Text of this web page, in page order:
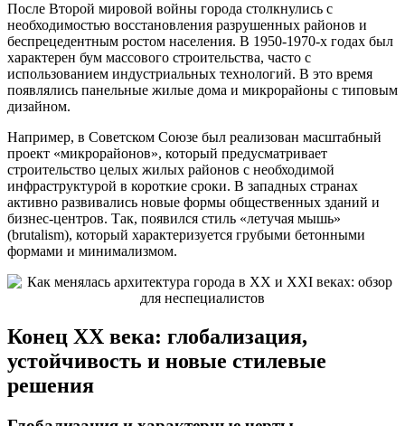
После Второй мировой войны города столкнулись с
необходимостью восстановления разрушенных районов и
беспрецедентным ростом населения. В 1950-1970-х годах был
характерен бум массового строительства, часто с
использованием индустриальных технологий. В это время
появлялись панельные жилые дома и микрорайоны с типовым
дизайном.
Например, в Советском Союзе был реализован масштабный
проект «микрорайонов», который предусматривает
строительство целых жилых районов с необходимой
инфраструктурой в короткие сроки. В западных странах
активно развивались новые формы общественных зданий и
бизнес-центров. Так, появился стиль «летучая мышь»
(brutalism), который характеризуется грубыми бетонными
формами и минимализмом.
Конец XX века: глобализация,
устойчивость и новые стилевые
решения